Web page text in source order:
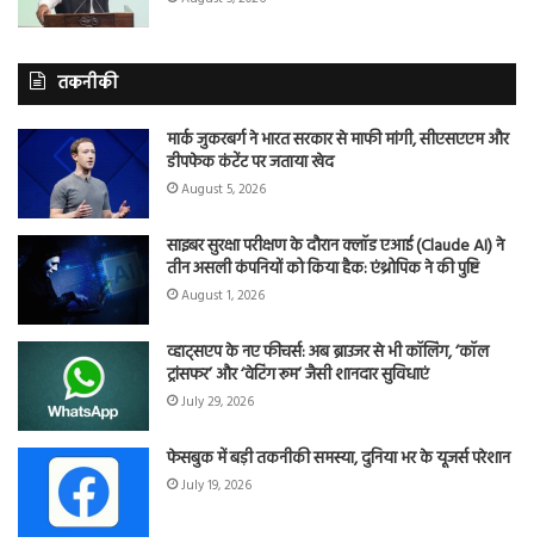
तकनीकी
मार्क जुकरबर्ग ने भारत सरकार से माफी मांगी, सीएसएएम और
डीपफेक कंटेंट पर जताया खेद
August 5, 2026
साइबर सुरक्षा परीक्षण के दौरान क्लॉड एआई (Claude AI) ने
तीन असली कंपनियों को किया हैक: एंथ्रोपिक ने की पुष्टि
August 1, 2026
व्हाट्सएप के नए फीचर्स: अब ब्राउजर से भी कॉलिंग, ‘कॉल
ट्रांसफर’ और ‘वेटिंग रूम’ जैसी शानदार सुविधाएं
July 29, 2026
फेसबुक में बड़ी तकनीकी समस्या, दुनिया भर के यूजर्स परेशान
July 19, 2026